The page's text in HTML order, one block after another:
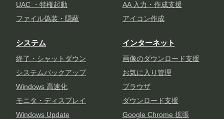
UAC ・特権起動
ファイル偽装・隠蔽
AA 入力・作成支援
アイコン作成
システム
終了・シャットダウン
システムバックアップ
Windows 高速化
モニタ・ディスプレイ
Windows Update
インターネット
画像のダウンロード支援
お気に入り管理
ブラウザ
ダウンロード支援
Google Chrome 拡張